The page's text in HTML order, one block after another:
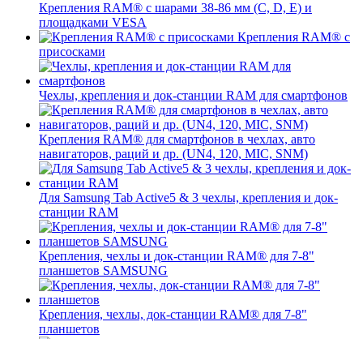
Крепления RAM® с шарами 38-86 мм (C, D, E) и
площадками VESA
Крепления RAM® с
присосками
Чехлы, крепления и док-станции RAM для смартфонов
Крепления RAM® для смартфонов в чехлах, авто
навигаторов, раций и др. (UN4, 120, MIC, SNM)
Для Samsung Tab Active5 & 3 чехлы, крепления и док-
станции RAM
Крепления, чехлы и док-станции RAM® для 7-8"
планшетов SAMSUNG
Крепления, чехлы, док-станции RAM® для 7-8"
планшетов